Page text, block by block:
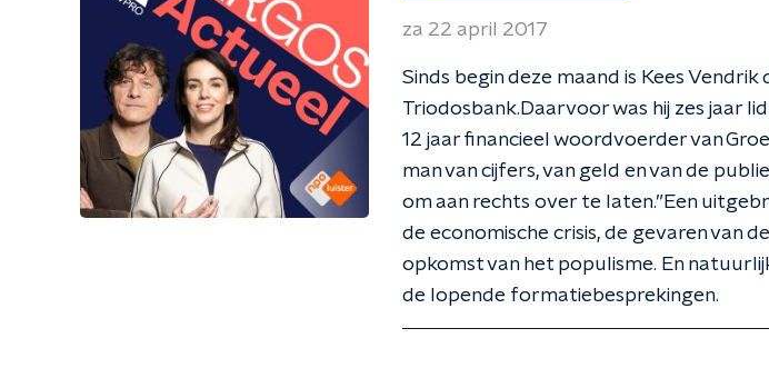
za 22 april 2017
Sinds begin deze maand is Kees
Triodosbank.Daarvoor was hij zes jaar
12 jaar financieel woordvoerder van
man van cijfers, van geld en van de
om aan rechts over te laten.”Een
de economische crisis, de gevaren van
opkomst van het populisme. En
de lopende formatiebesprekingen.